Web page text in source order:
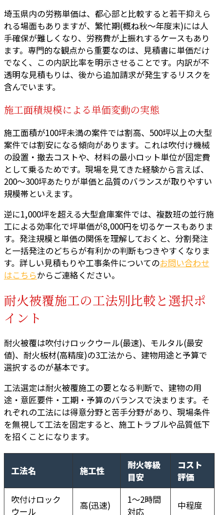
埼玉県内の労務単価は、都心部と比較すると若干抑えら
れる場面もありますが、繁忙期(概ね秋〜年度末)には人
手確保が難しくなり、労務費が上振れするケースもあり
ます。専門的な観点から重要なのは、見積書に単価だけ
でなく、この内訳比率を明示させることです。内訳が不
透明な見積もりは、後から追加請求が発生するリスクを
含んでいます。
施工面積規模による単価変動の実態
施工面積が100坪未満の案件では割高、500坪以上の大型
案件では割安になる傾向があります。これは吹付け機械
の設置・撤去コストや、材料の最小ロット単位が固定費
として乗るためです。現場を見てきた経験から言えば、
200〜300坪あたりが単価と品質のバランスが取りやすい
規模帯といえます。
逆に1,000坪を超える大型倉庫案件では、複数班の並行施
工による効率化で坪単価が8,000円を切るケースもありま
す。発注規模と単価の関係を理解しておくと、分割発注
と一括発注のどちらが有利かの判断もつきやすくなりま
す。詳しい見積もりや工事条件についてのお問い合わせ
はこちらからご連絡ください。
耐火被覆施工の工法別比較と選択ポ
イント
耐火被覆は吹付けロックウール(最速)、モルタル(最安
値)、耐火板材(高精度)の3工法から、建物用途と予算で
選択するのが基本です。
工法選定は耐火被覆施工の要となる判断で、建物の用
途・意匠要件・工期・予算のバランスで決まります。そ
れぞれの工法には得意分野と苦手分野があり、現場条件
を無視して工法を固定すると、施工トラブルや品質低下
を招くことになります。
工法名 施工性
耐火等級
目安
コスト
評価
吹付けロック
ウール
高(迅速)
1〜2時間
対応
中程度